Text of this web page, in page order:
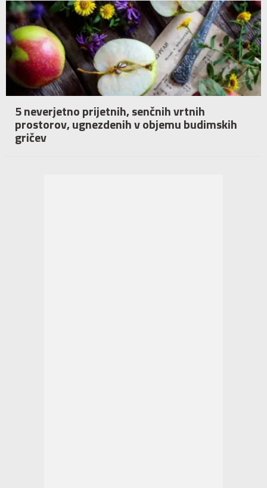
5 neverjetno prijetnih, senčnih vrtnih
prostorov, ugnezdenih v objemu budimskih
gričev